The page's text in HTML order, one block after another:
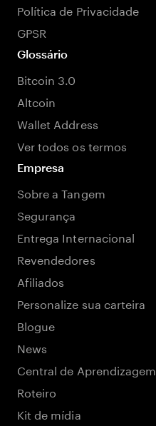
Política de Privacidade
GPSR
Glossário
Bitcoin 3.0
Altcoin
Wallet Address
Ver todos os termos
Empresa
Sobre a Tangem
Segurança
Entrega Internacional
Revendedores
Afiliados
Personalize sua carteira
Blogue
News
Central de Aprendizagem
Roteiro
Kit de mídia